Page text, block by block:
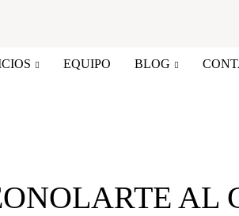
EQUIPO BLOG
AL